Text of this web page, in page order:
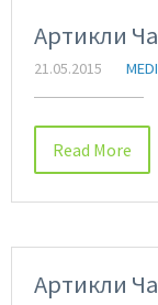
Артикли
21.05.2015
Read More
Артикли